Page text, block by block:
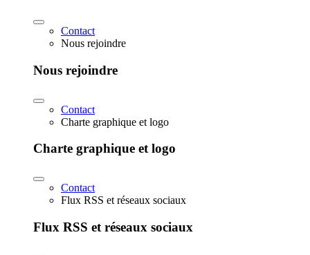
Contact
Nous rejoindre
Nous rejoindre
Contact
Charte graphique et logo
Charte graphique et logo
Contact
Flux RSS et réseaux sociaux
Flux RSS et réseaux sociaux